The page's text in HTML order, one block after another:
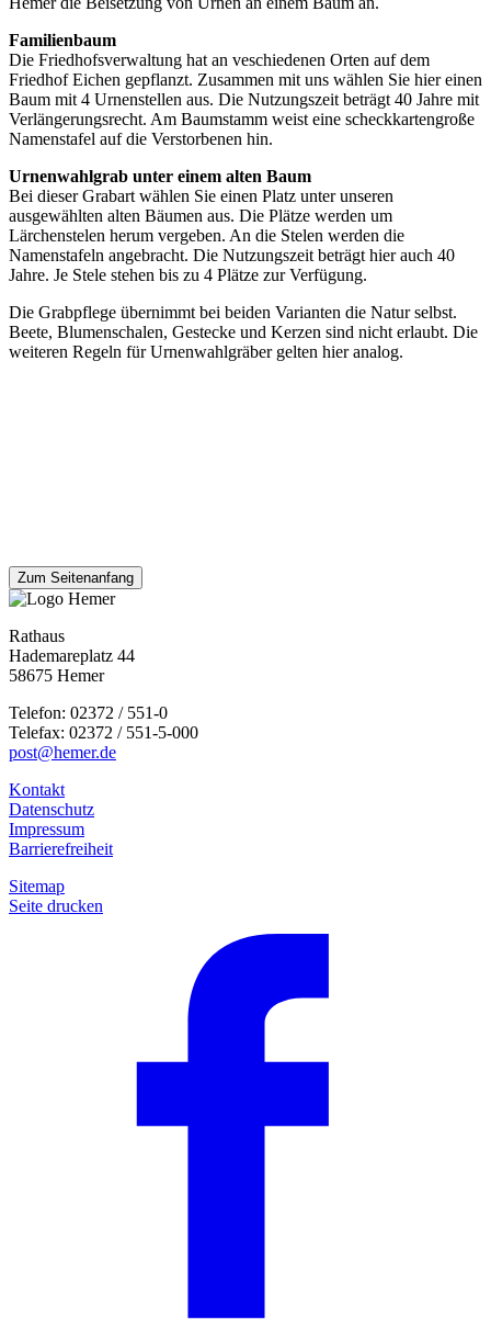
Familienbaum
Die Friedhofsverwaltung hat an veschiedenen Orten auf dem
Friedhof Eichen gepflanzt. Zusammen mit uns wählen Sie hier einen
Baum mit 4 Urnenstellen aus. Die Nutzungszeit beträgt 40 Jahre mit
Verlängerungsrecht. Am Baumstamm weist eine scheckkartengroße
Namenstafel auf die Verstorbenen hin.
Urnenwahlgrab unter einem alten Baum
Bei dieser Grabart wählen Sie einen Platz unter unseren
ausgewählten alten Bäumen aus. Die Plätze werden um
Lärchenstelen herum vergeben. An die Stelen werden die
Namenstafeln ange­bracht. Die Nutzungszeit beträgt hier auch 40
Jahre. Je Stele stehen bis zu 4 Plätze zur Verfügung.
Die Grabpflege übernimmt bei beiden Varianten die Natur selbst.
Beete, Blumenschalen, Gestecke und Kerzen sind nicht erlaubt. Die
weiteren Regeln für Urnenwahlgräber gelten hier analog.
Zum Seitenanfang
Rathaus
Hademareplatz 44
58675 Hemer
Telefon: 02372 / 551-0
Telefax: 02372 / 551-5-000
post@hemer.de
Kontakt
Datenschutz
Impressum
Barrierefreiheit
Sitemap
Seite drucken